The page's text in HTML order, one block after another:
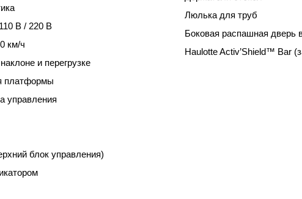
В / 220 В
км/ч
и перегрузке
платформы
управления
блок управления)
Люлька для труб
Боковая распашная дверь
Haulotte Activ’Shield™ Bar